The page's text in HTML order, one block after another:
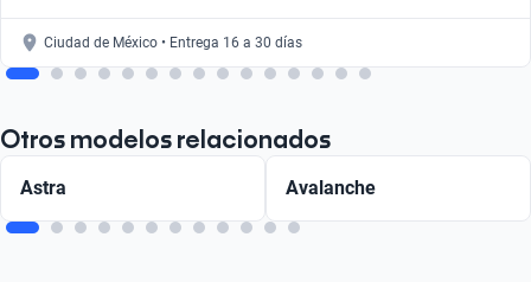
Ciudad de México • Entrega 16 a 30 días
Otros modelos relacionados
Astra Avalanche